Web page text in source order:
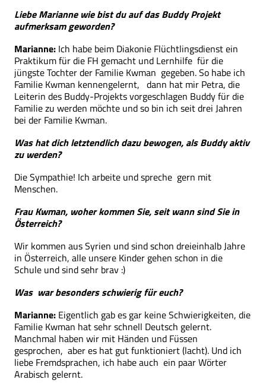
Liebe Marianne wie bist du auf das Buddy Projekt
aufmerksam geworden?
Marianne: Ich habe beim Diakonie Flüchtlingsdienst ein
Praktikum für die FH gemacht und Lernhilfe für die
jüngste Tochter der Familie Kwman gegeben. So habe ich
Familie Kwman kennengelernt, dann hat mir Petra, die
Leiterin des Buddy-Projekts vorgeschlagen Buddy für die
Familie zu werden möchte und so bin ich seit drei Jahren
bei der Familie Kwman.
Was hat dich letztendlich dazu bewogen, als Buddy aktiv
zu werden?
Die Sympathie! Ich arbeite und spreche gern mit
Menschen.
Frau Kwman, woher kommen Sie, seit wann sind Sie in
Österreich?
Wir kommen aus Syrien und sind schon dreieinhalb Jahre
in Österreich, alle unsere Kinder gehen schon in die
Schule und sind sehr brav :)
Was war besonders schwierig für euch?
Marianne: Eigentlich gab es gar keine Schwierigkeiten, die
Familie Kwman hat sehr schnell Deutsch gelernt.
Manchmal haben wir mit Händen und Füssen
gesprochen, aber es hat gut funktioniert (lacht). Und ich
liebe Fremdsprachen, ich habe auch ein paar Wörter
Arabisch gelernt.